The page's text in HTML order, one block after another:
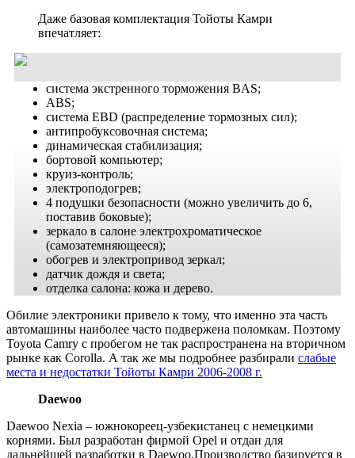
Даже базовая комплектация Тойоты Камри
впечатляет:
система экстренного торможения BAS;
ABS;
система EBD (распределение тормозных сил);
антипробуксовочная система;
динамическая стабилизация;
бортовой компьютер;
круиз-контроль;
электроподогрев;
4 подушки безопасности (можно увеличить до 6,
поставив боковые);
зеркало в салоне электрохроматическое
(самозатемняющееся);
обогрев и электропривод зеркал;
датчик дождя и света;
отделка салона: кожа и дерево.
Обилие электроники привело к тому, что именно эта часть
автомашины наиболее часто подвержена поломкам. Поэтому
Toyota Camry с пробегом не так распространена на вторичном
рынке как Corolla. А так же мы подробнее разбирали слабые
места и недостатки Тойоты Камри 2006-2008 г.
Daewoo
Daewoo Nexia – южнокореец-узбекистанец с немецкими
корнями. Был разработан фирмой Opel и отдан для
дальнейшей разработки в Daewoo.Производство базируется в